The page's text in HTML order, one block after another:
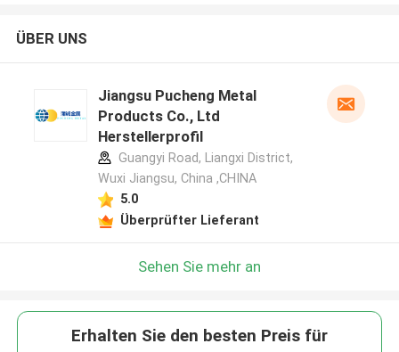
ÜBER UNS
Jiangsu Pucheng Metal
Products Co., Ltd
Herstellerprofil
Guangyi Road, Liangxi District,
Wuxi Jiangsu, China ,CHINA
5.0
Überprüfter Lieferant
Sehen Sie mehr an
Erhalten Sie den besten Preis für